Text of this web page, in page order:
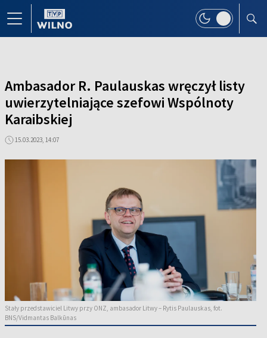
Ambasador R. Paulauskas wręczył listy
uwierzytelniające szefowi Wspólnoty
Karaibskiej
15.03.2023, 14:07
Stały przedstawiciel Litwy przy ONZ, ambasador Litwy – Rytis Paulauskas, fot.
BNS/Vidmantas Balkūnas